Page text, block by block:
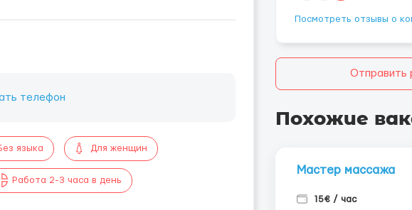
телефон
языка Для женщин
Работа 2-3 часа в день
Посмотреть отзывы о
Отправить
Похожие
Мастер массажа
15€ / час